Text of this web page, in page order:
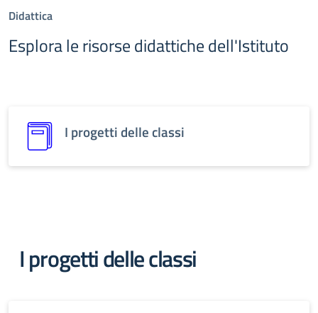
Didattica
Esplora le risorse didattiche dell'Istituto
I progetti delle classi
I progetti delle classi